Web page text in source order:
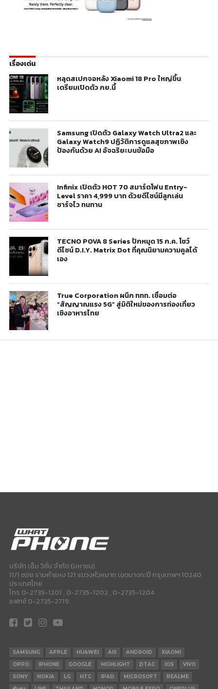
เรื่องเด่น
หลุดสเปกจอหลัง Xiaomi 18 Pro ใหญ่ขึ้น
เตรียมเปิดตัว กย.นี้
Samsung เปิดตัว Galaxy Watch Ultra2 และ
Galaxy Watch9 ปฏิวัติการดูแลสุขภาพเชิง
ป้องกันด้วย AI อัจฉริยะบนข้อมือ
Infinix เปิดตัว HOT 70 สมาร์ตโฟน Entry-
Level ราคา 4,999 บาท ด้วยดีไซน์มีลูกเล่น
ชาร์จไว ทนทาน
TECNO POVA 8 Series ปักหมุด 15 ก.ค. โชว์
ดีไซน์ D.I.Y. Matrix Dot ที่คุณนิยามความคูลได้
เอง
True Corporation ผนึก ททท. เชื่อมต่อ
“สัญญาณแรง 5G” สู่มิติใหม่ของการท่องเที่ยว
เชิงอาหารไทย
บริษัท เอ็ม วิชั่น จำกัด (มหาชน)
11/1 ซอย รามคำแหง 121 แขวงหัวหมาก เขตบางกะปี กรุงเทพฯ 10240
ประเทศไทย
โทร 0-2735-1201 , 0-2735-1202 , 0-2735-1204
แฟกซ์ 0-2735-2719.
SAMSUNG APPLE HUAWEI AIS ANDROID
XIAOMI
OPPO
IPHONE GOOGLE HIGHLIGHT DTAC IOS
VIVO
SONY
NOKIA LG HTC IPAD MICROSOFT
REALME